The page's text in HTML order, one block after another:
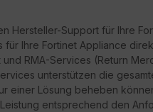
Hersteller-Support für Ihre
Ihre Fortinet Appliance
RMA-Services (Return
unterstützen die
einer Lösung beheben
entsprechend den